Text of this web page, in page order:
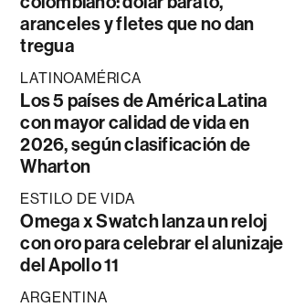
aranceles y fletes que no dan
tregua
LATINOAMÉRICA
Los 5 países de América Latina
con mayor calidad de vida en
2026, según clasificación de
Wharton
ESTILO DE VIDA
Omega x Swatch lanza un reloj
con oro para celebrar el alunizaje
del Apollo 11
ARGENTINA